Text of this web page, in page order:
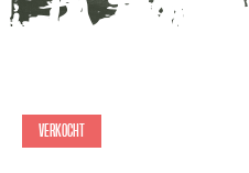
Verkocht